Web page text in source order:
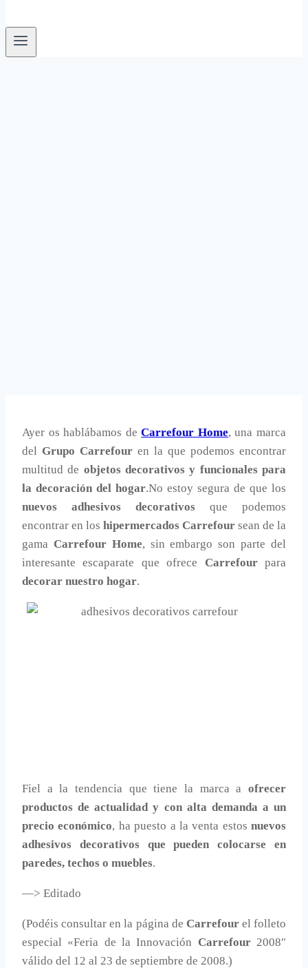
Ayer os hablábamos deCarrefour Home, una marca
del Grupo Carrefour en la que podemos encontrar
multitud de objetos decorativos y funcionales para
la decoración del hogar.No estoy segura de que los
nuevos adhesivos decorativos que podemos
encontrar en los hipermercados Carrefour sean de la
gama Carrefour Home, sin embargo son parte del
interesante escaparate que ofrece Carrefourpara
decorar nuestro hogar.
Fiel a la tendencia que tiene la marca a ofrecer
productos de actualidad y con alta demanda a un
precio económico, ha puesto a la venta estos nuevos
adhesivos decorativos que pueden colocarse en
paredes, techos o muebles.
—> Editado
(Podéis consultar en la página de Carrefourel folleto
especial «Feria de la Innovación Carrefour2008″
válido del 12 al 23 de septiembre de 2008.)